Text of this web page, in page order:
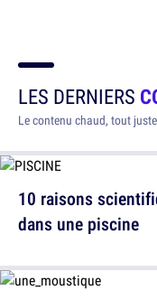
LES DERNIERS
Le contenu chaud, tout
10 raisons
dans une piscine